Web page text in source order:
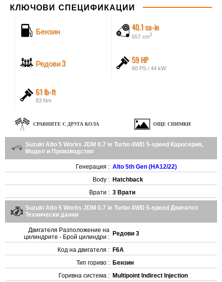
КЛЮЧОВИ СПЕЦИФИКАЦИИ
Бензин 40.1 cu-in
657 cm3
Редови 3 59 HP
60 PS / 44 kW
61 lb-ft
83 Nm
СРАВНИТЕ С ДРУГА КОЛА ОЩЕ СНИМКИ
Suzuki Alto 5 Works JDM 0.7 ie Turbo 4WD 5-speed Каросерия,
Модел и Производство
Генерация : Alto 5th Gen (HA12/22)
Body : Hatchback
Врати : 3 Врати
Suzuki Alto 5 Works JDM 0.7 ie Turbo 4WD 5-speed Двигател
Технически данни
Двигателя Разположение на
цилиндрите - Брой цилиндри : Редови 3
Код на двигателя : F6A
Тип гориво : Бензин
Горивна система : Multipoint Indirect Injection